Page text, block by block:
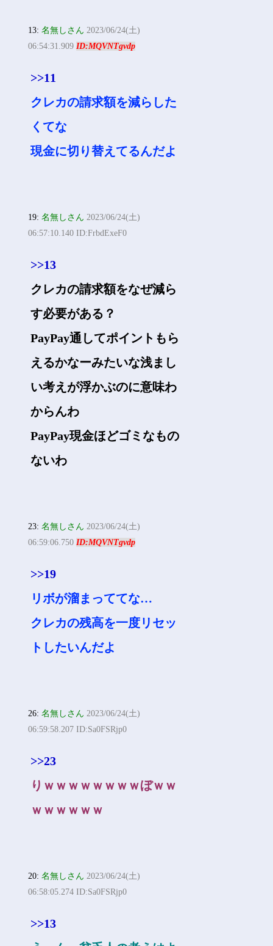
13:名無しさん 2023/06/24(土)
06:54:31.909ID:MQVNTgvdp
>>11
クレカの請求額を減らした
くてな
現金に切り替えてるんだよ
19:名無しさん 2023/06/24(土)
06:57:10.140 ID:FrbdExeF0
>>13
クレカの請求額をなぜ減ら
す必要がある？
PayPay通してポイントもら
えるかなーみたいな浅まし
い考えが浮かぶのに意味わ
からんわ
PayPay現金ほどゴミなもの
ないわ
23:名無しさん 2023/06/24(土)
06:59:06.750ID:MQVNTgvdp
>>19
リボが溜まっててな…
クレカの残高を一度リセッ
トしたいんだよ
26:名無しさん 2023/06/24(土)
06:59:58.207 ID:Sa0FSRjp0
>>23
りｗｗｗｗｗｗｗｗぼｗｗ
ｗｗｗｗｗｗ
20:名無しさん 2023/06/24(土)
06:58:05.274 ID:Sa0FSRjp0
>>13